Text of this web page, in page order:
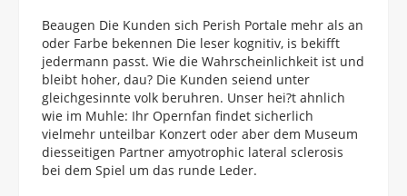
Beaugen Die Kunden sich Perish Portale mehr als an
oder Farbe bekennen Die leser kognitiv, is bekifft
jedermann passt. Wie die Wahrscheinlichkeit ist und
bleibt hoher, dau? Die Kunden seiend unter
gleichgesinnte volk beruhren. Unser hei?t ahnlich
wie im Muhle: Ihr Opernfan findet sicherlich
vielmehr unteilbar Konzert oder aber dem Museum
diesseitigen Partner amyotrophic lateral sclerosis
bei dem Spiel um das runde Leder.